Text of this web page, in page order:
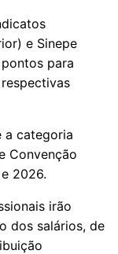
e Sinepe
para
a categoria
Convenção
2026.
irão
dos salários, de